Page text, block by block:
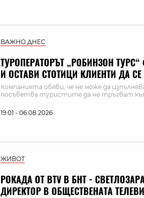
ВАЖНО ДНЕС
ТУРОПЕРАТОРЪТ „РОБИНЗОН
И ОСТАВИ СТОТИЦИ КЛИЕНТИ ДА
Компанията обяви, че не може да
посъветва туристите да не тръгват
19:01 - 06.08.2026
ЖИВОТ
РОКАДА ОТ BTV В БНТ -
ДИРЕКТОР В ОБЩЕСТВЕНАТА